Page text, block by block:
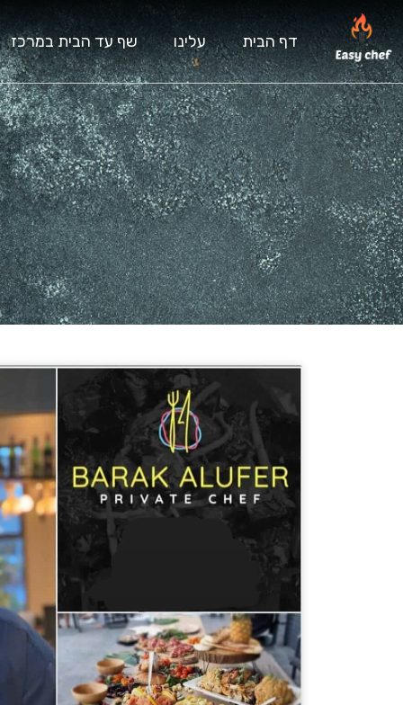
דף הבית עלינו שף עד הבית במרכז